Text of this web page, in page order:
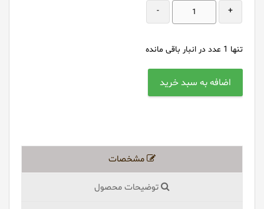
+
-
تنها 1 عدد در انبار باقی مانده
مشخصات
توضیحات محصول